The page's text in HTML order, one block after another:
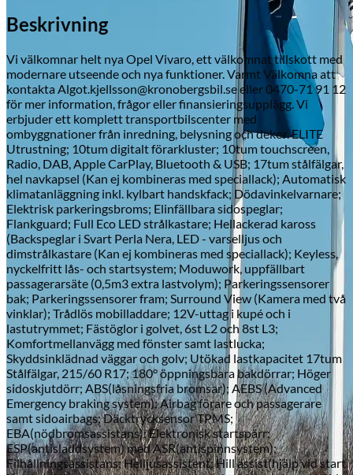
Skadeverkstad
Beskrivning
Vi välkomnar helt nya Opel Vivaro, ett välkomnat tillskott med
modernare utseende och nya funktioner. Varmt Välkomna att
kontakta Algot.kjellsson@kronobergsbil.se eller 0470-71 91 12
för mer information, frågor eller finansieringsupplägg. Vi
erbjuder ett komplett transportbilscenter med
ombyggnationer från inredning, belysning och dekor. ELITE
Utrustning; 10tum digitalt förarkluster; 10tum touchscreen,
Radio, DAB, Apple CarPlay, Bluetooth & USB; 17tum stålfälgar,
hel navkapsel (Kan ej kombineras med speciallack); Automatisk
klimatanläggning inkl. kylbart handskfack; Dödavinkelvarnare;
Elektrisk parkeringsbroms; Elinfällbara sidospeglar;
Flankguard; Full Eco LED strålkastare; Hellackerad kaross
(Backspeglar i Svart Perla Nera, LED - varselljus och
dimstrålkastare (Kan ej kombineras med speciallack); Keyless,
nyckelfritt lås- och startsystem; Moduwork, uppfällbart
passagerarsäte (0,5m3 extra lastvolym); Parkeringssensorer
bak; Parkeringssensorer fram; Surround View (Kamera med två
vinklar); Trådlös mobilladdare; 12V-uttag i kupé och i
lastutrymmet; Fästöglor i golvet, 6st L2 och 8st L3;
Komfortmellanvägg med fönster samt lastlucka;
Skyddsinklädnad väggar och golv; Utökad lastkapacitet 17tum
Stålfälgar, 215/60 R17; 180° öppningsbara bakdörrar; Höger
sidoskjutdörr; ABS(låsningsfria bromsar); AEBS (Advanced
Emergency braking system); Airbag förare och passagerare
samt sidoairbags; Däcktrycksensor TPMS;
EBA(nödbromsassistans); Elektronisk startspärr;
ESP(antisladdsystem) med ASR(antispinnsystem);
Filhållningsassistans; Helljusassistent; Hill assist(hjälp vid start